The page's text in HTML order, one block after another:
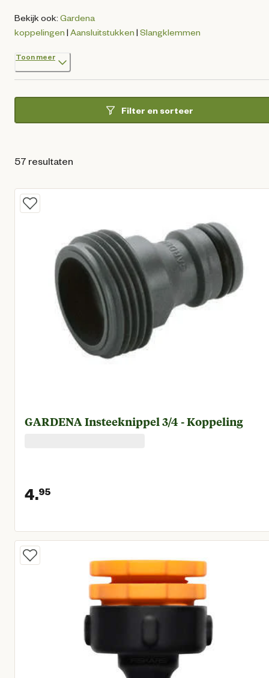
Bekijk ook: Gardena
koppelingen | Aansluitstukken | Slangklemmen
Toon meer
Filter en sorteer
57 resultaten
GARDENA Insteeknippel 3/4 - Koppeling
4.95
Huidige prijs € 4,95